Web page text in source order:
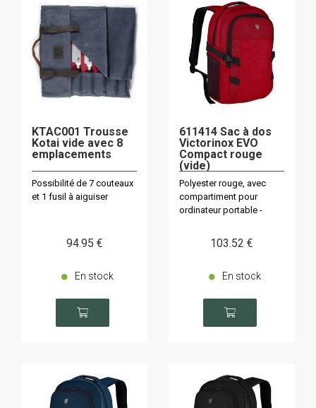
KTAC001 Trousse
Kotai vide avec 8
emplacements
Possibilité de 7 couteaux
et 1 fusil à aiguiser
94.95 €
En stock
611414 Sac à dos
Victorinox EVO
Compact rouge
(vide)
Polyester rouge, avec
compartiment pour
ordinateur portable -
103.52 €
En stock